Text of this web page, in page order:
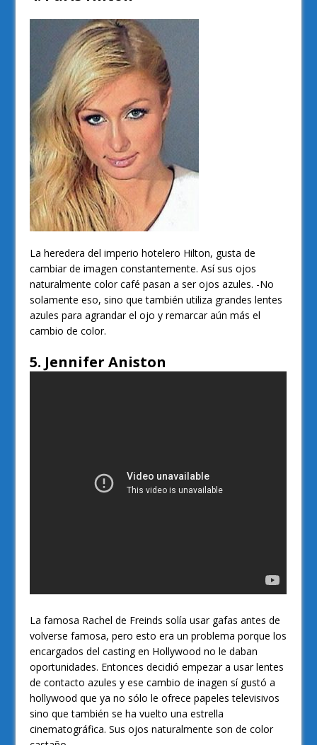
La heredera del imperio hotelero Hilton, gusta de
cambiar de imagen constantemente. Así sus ojos
naturalmente color café pasan a ser ojos azules. -No
solamente eso, sino que también utiliza grandes lentes
azules para agrandar el ojo y remarcar aún más el
cambio de color.
5. Jennifer Aniston
La famosa Rachel de Freinds solía usar gafas antes de
volverse famosa, pero esto era un problema porque los
encargados del casting en Hollywood no le daban
oportunidades. Entonces decidió empezar a usar lentes
de contacto azules y ese cambio de inagen sí gustó a
hollywood que ya no sólo le ofrece papeles televisivos
sino que también se ha vuelto una estrella
cinematográfica. Sus ojos naturalmente son de color